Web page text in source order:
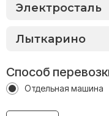
Способ
Отдельная машина